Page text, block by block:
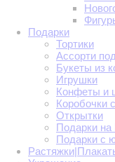
Подарки
Тортики
Ассорти
Букеты из
Игрушки
Конфеты и
Коробочки
Открытки
Подарки на
Подарки с